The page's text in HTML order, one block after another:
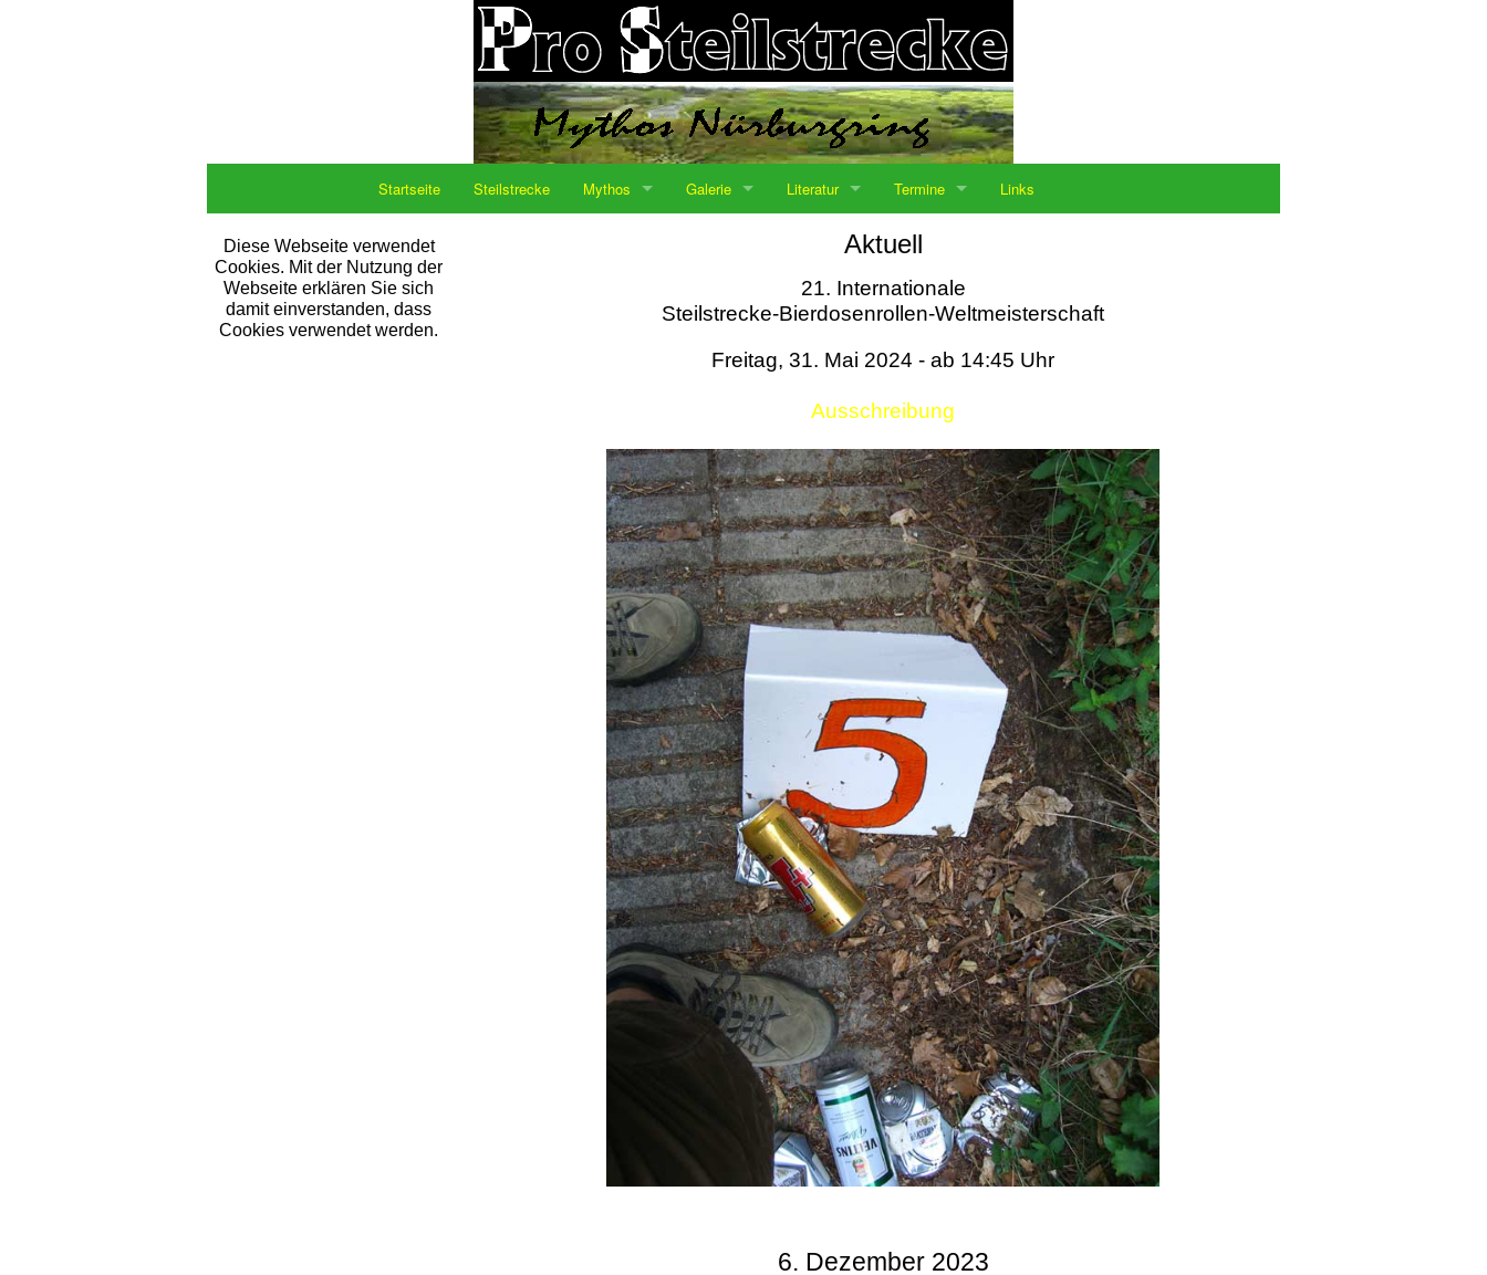
Startseite Steilstrecke Mythos Galerie Literatur Termine Links
Diese Webseite verwendet
Cookies. Mit der Nutzung der
Webseite erklären Sie sich
damit einverstanden, dass
Cookies verwendet werden.
Aktuell
21. Internationale
Steilstrecke-Bierdosenrollen-Weltmeisterschaft
Freitag, 31. Mai 2024 - ab 14:45 Uhr
Ausschreibung
6. Dezember 2023